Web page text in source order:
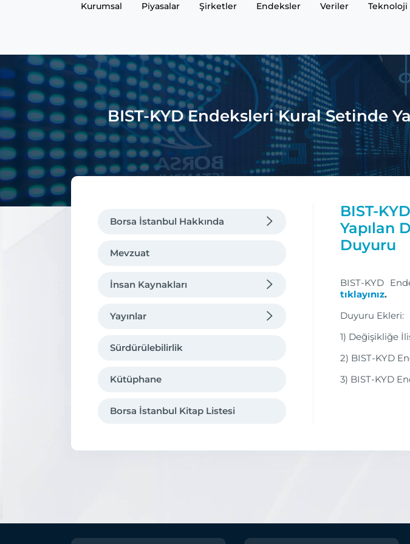
Kurumsal Piyasalar Şirketler Endeksler Veriler Teknoloji
BIST-KYD Endeksleri Kural Setinde
Borsa İstanbul Hakkında
Hukuki Çerçeve
Tarihsel Gelişmeler
İştirakler
Mevzuat
İnsan Kaynakları
Yayınlar
Sürdürülebilirlik
Kütüphane
Borsa İstanbul Kitap Listesi
BIST-
Yapılan
Duyuru
BIST-KYD
tıklayınız.
Duyuru Ekleri:
1) Değişikliğe
2) BIST-KYD
3) BIST-KYD